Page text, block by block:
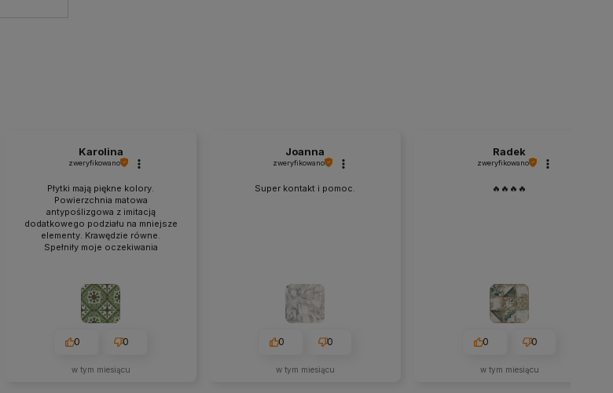
Karolina
zweryfikowano
Płytki mają piękne kolory.
Powierzchnia matowa
antypoślizgowa z imitacją
dodatkowego podziału na mniejsze
elementy. Krawędzie równe.
Spełniły moje oczekiwania
0 0
w tym miesiącu
Joanna
zweryfikowano
Super kontakt i pomoc.
0 0
w tym miesiącu
Radek
zweryfikowano
🔥🔥🔥🔥
0 0
w tym miesiącu